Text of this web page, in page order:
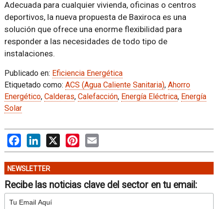
Adecuada para cualquier vivienda, oficinas o centros
deportivos, la nueva propuesta de Baxiroca es una
solución que ofrece una enorme flexibilidad para
responder a las necesidades de todo tipo de
instalaciones.
Publicado en: Eficiencia Energética
Etiquetado como: ACS (Agua Caliente Sanitaria), Ahorro
Energético, Calderas, Calefacción, Energía Eléctrica, Energía
Solar
FacebookLinkedIn
X PinterestEmail
NEWSLETTER
Recibe las noticias clave del sector en tu email: